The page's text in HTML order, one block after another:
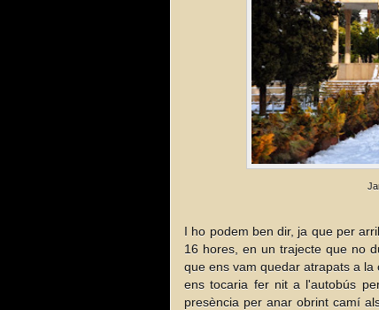
I ho podem ben dir, ja que per
16 hores, en un trajecte que no
que ens vam quedar atrapats a
ens tocaria fer nit a l'autobús
presència per anar obrint camí